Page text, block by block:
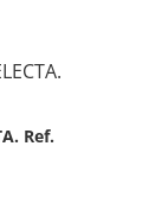
Ref.